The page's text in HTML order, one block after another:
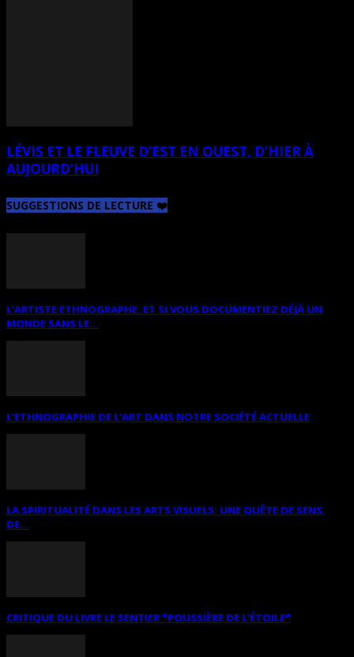
LÉVIS ET LE FLEUVE D’EST EN OUEST, D’HIER À
AUJOURD’HUI
SUGGESTIONS DE LECTURE ❤️
L’ARTISTE ETHNOGRAPHE: ET SI VOUS DOCUMENTIEZ DÉJÀ UN
MONDE SANS LE...
L’ETHNOGRAPHIE DE L’ART DANS NOTRE SOCIÉTÉ ACTUELLE
LA SPIRITUALITÉ DANS LES ARTS VISUELS: UNE QUÊTE DE SENS,
DE...
CRITIQUE DU LIVRE LE SENTIER *POUSSIÈRE DE L’ÉTOILE*